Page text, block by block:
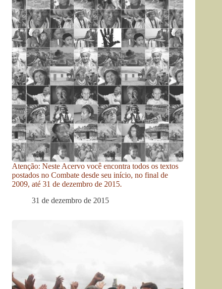
Atenção: Neste Acervo você encontra todos os textos
postados no Combate desde seu início, no final de
2009, até 31 de dezembro de 2015.
31 de dezembro de 2015